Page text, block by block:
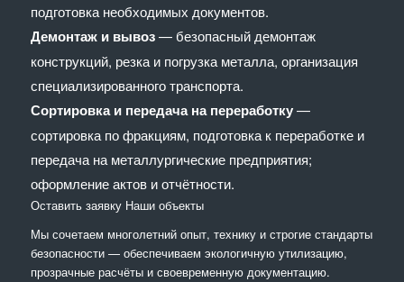
подготовка необходимых документов.
Демонтаж и вывоз— безопасный демонтаж
конструкций, резка и погрузка металла, организация
специализированного транспорта.
Сортировка и передача на переработку—
сортировка по фракциям, подготовка к переработке и
передача на металлургические предприятия;
оформление актов и отчётности.
Оставить заявку Наши объекты
Мы сочетaем многолетний опыт, технику и строгие стандарты
безопасности — обеспечиваем экологичную утилизацию,
прозрачные расчёты и своевременную документацию.